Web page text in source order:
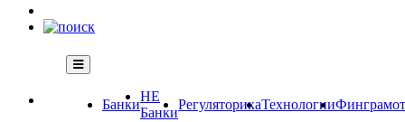
Банки
НЕ
Банки
РегуляторикаТехнологии